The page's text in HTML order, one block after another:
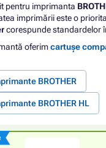
pentru imprimanta
imprimării este o
corespunde standardelor
oferimcartușe
BROTHER
BROTHER HL